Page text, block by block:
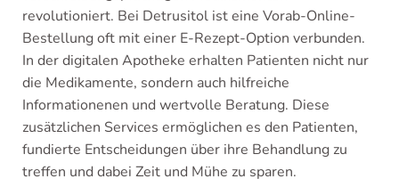
revolutioniert. Bei Detrusitol ist eine Vorab-Online-
Bestellung oft mit einer E-Rezept-Option verbunden.
In der digitalen Apotheke erhalten Patienten nicht nur
die Medikamente, sondern auch hilfreiche
Informationenen und wertvolle Beratung. Diese
zusätzlichen Services ermöglichen es den Patienten,
fundierte Entscheidungen über ihre Behandlung zu
treffen und dabei Zeit und Mühe zu sparen.